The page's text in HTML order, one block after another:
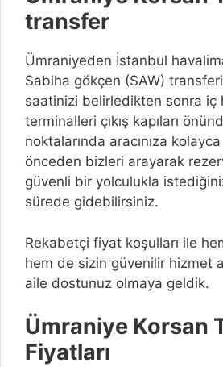
transfer
Ümraniyeden İstanbul
Sabiha gökçen (SAW)
saatinizi belirledikten sonra iç
terminalleri çıkış kapıları
noktalarında aracınıza
önceden bizleri arayarak
güvenli bir yolculukla
sürede gidebilirsiniz.
Rekabetçi fiyat koşulları ile
hem de sizin güvenilir hizmet
aile dostunuz olmaya geldik.
Ümraniye Korsan
Fiyatları